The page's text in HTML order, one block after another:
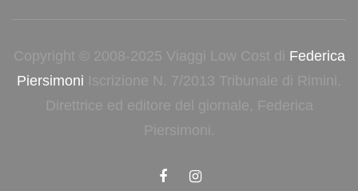
Copyright © 2008-2025 Viaggi Low Cost di Federica
Piersimoni Iscrizione N. 7/2013 Tribunale di Rimini.
Direttrice ed editore del giornale, Federica
Piersimoni.